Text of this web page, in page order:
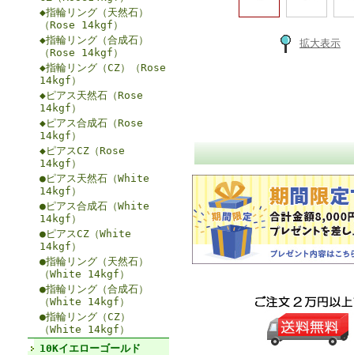
◆指輪リング（天然石）
（Rose 14kgf）
◆指輪リング（合成石）
（Rose 14kgf）
◆指輪リング（CZ）（Rose
14kgf）
◆ピアス天然石（Rose
14kgf）
◆ピアス合成石（Rose
14kgf）
◆ピアスCZ（Rose
14kgf）
●ピアス天然石（White
14kgf）
●ピアス合成石（White
14kgf）
●ピアスCZ（White
14kgf）
●指輪リング（天然石）
（White 14kgf）
●指輪リング（合成石）
（White 14kgf）
●指輪リング（CZ）
（White 14kgf）
10Kイエローゴールド
拡大表示